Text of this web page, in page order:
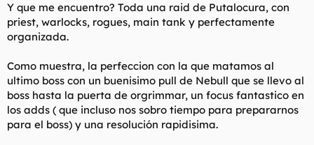
Y que me encuentro? Toda una raid de Putalocura, con
priest, warlocks, rogues, main tank y perfectamente
organizada.
Como muestra, la perfeccion con la que matamos al
ultimo boss con un buenisimo pull de Nebull que se llevo al
boss hasta la puerta de orgrimmar, un focus fantastico en
los adds ( que incluso nos sobro tiempo para prepararnos
para el boss) y una resolución rapidisima.